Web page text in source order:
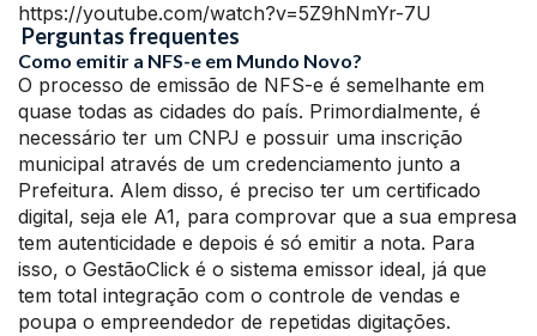
https://youtube.com/watch?v=5Z9hNmYr-7U
Perguntas frequentes
Como emitir a NFS-e em Mundo Novo?
O processo de emissão de NFS-e é semelhante em
quase todas as cidades do país. Primordialmente, é
necessário ter um CNPJ e possuir uma inscrição
municipal através de um credenciamento junto a
Prefeitura. Alem disso, é preciso ter um certificado
digital, seja ele A1, para comprovar que a sua empresa
tem autenticidade e depois é só emitir a nota. Para
isso, o GestãoClick é o sistema emissor ideal, já que
tem total integração com o controle de vendas e
poupa o empreendedor de repetidas digitações.